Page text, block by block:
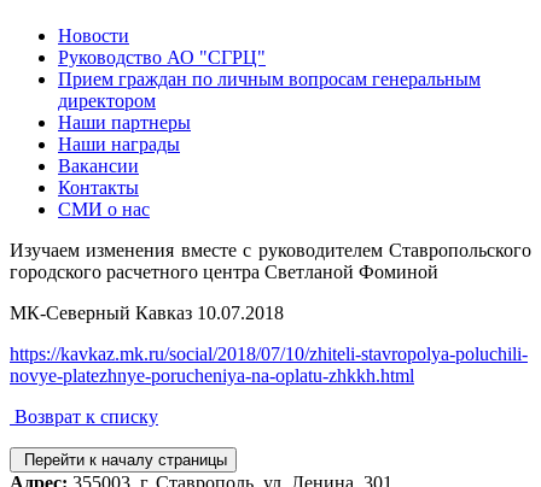
Новости
Руководство АО "СГРЦ"
Прием граждан по личным вопросам генеральным
директором
Наши партнеры
Наши награды
Вакансии
Контакты
СМИ о нас
Изучаем изменения вместе с руководителем Ставропольского
городского расчетного центра Светланой Фоминой
МК-Северный Кавказ 10.07.2018
https://kavkaz.mk.ru/social/2018/07/10/zhiteli-stavropolya-poluchili-
novye-platezhnye-porucheniya-na-oplatu-zhkkh.html
Возврат к списку
Перейти к началу страницы
Адрес: 355003, г. Ставрополь, ул. Ленина, 301